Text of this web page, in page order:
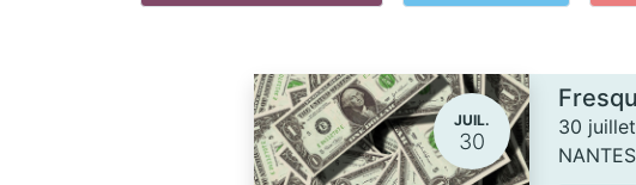
JUIL.
30
30
NANTES